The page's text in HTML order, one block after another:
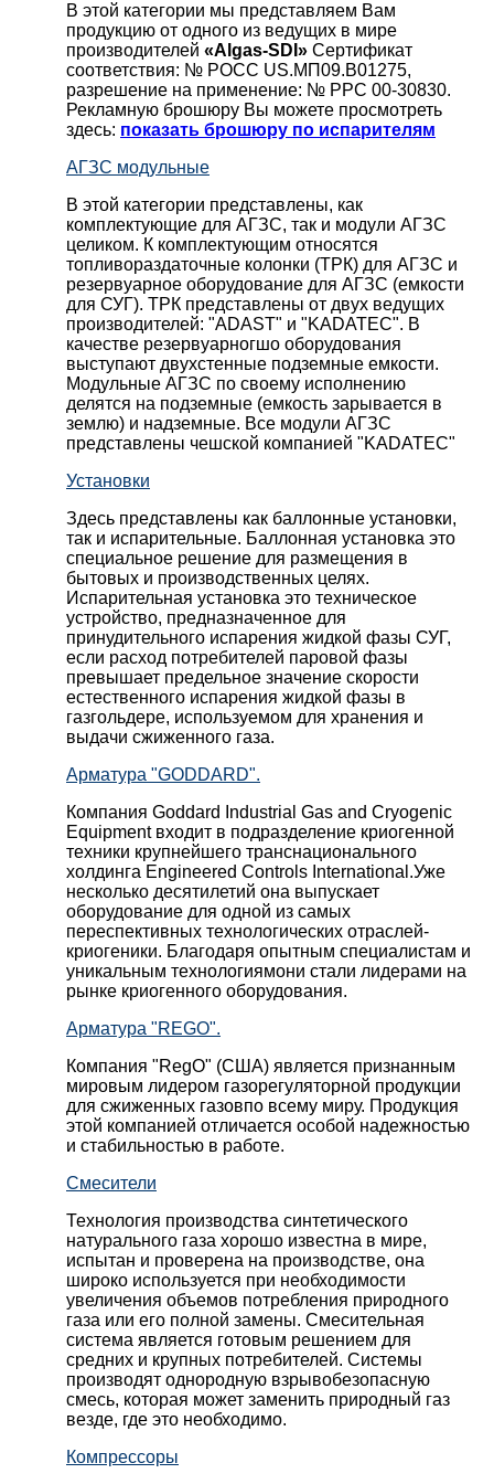
В этой категории мы представляем Вам
продукцию от одного из ведущих в мире
производителей «Algas-SDI» Сертификат
соответствия: № РОСС US.МП09.В01275,
разрешение на применение: № РРС 00-30830.
Рекламную брошюру Вы можете просмотреть
здесь: показать брошюру по испарителям
АГЗС модульные
В этой категории представлены, как
комплектующие для АГЗС, так и модули АГЗС
целиком. К комплектующим относятся
топливораздаточные колонки (ТРК) для АГЗС и
резервуарное оборудование для АГЗС (емкости
для СУГ). ТРК представлены от двух ведущих
производителей: "ADAST" и "KADATEC". В
качестве резервуарногшо оборудования
выступают двухстенные подземные емкости.
Модульные АГЗС по своему исполнению
делятся на подземные (емкость зарывается в
землю) и надземные. Все модули АГЗС
представлены чешской компанией "KADATEC"
Установки
Здесь представлены как баллонные установки,
так и испарительные. Баллонная установка это
специальное решение для размещения в
бытовых и производственных целях.
Испарительная установка это техническое
устройство, предназначенное для
принудительного испарения жидкой фазы СУГ,
если расход потребителей паровой фазы
превышает предельное значение скорости
естественного испарения жидкой фазы в
газгольдере, используемом для хранения и
выдачи сжиженного газа.
Арматура "GODDARD".
Компания Goddard Industrial Gas and Cryogenic
Equipment входит в подразделение криогенной
техники крупнейшего транснационального
холдинга Engineered Controls International.Уже
несколько десятилетий она выпускает
оборудование для одной из самых
переспективных технологических отраслей-
криогеники. Благодаря опытным специалистам и
уникальным технологиямони стали лидерами на
рынке криогенного оборудования.
Арматура "REGO".
Компания "RegO" (США) является признанным
мировым лидером газорегуляторной продукции
для сжиженных газовпо всему миру. Продукция
этой компанией отличается особой надежностью
и стабильностью в работе.
Смесители
Технология производства синтетического
натурального газа хорошо известна в мире,
испытан и проверена на производстве, она
широко используется при необходимости
увеличения объемов потребления природного
газа или его полной замены. Смесительная
система является готовым решением для
средних и крупных потребителей. Системы
производят однородную взрывобезопасную
смесь, которая может заменить природный газ
везде, где это необходимо.
Компрессоры